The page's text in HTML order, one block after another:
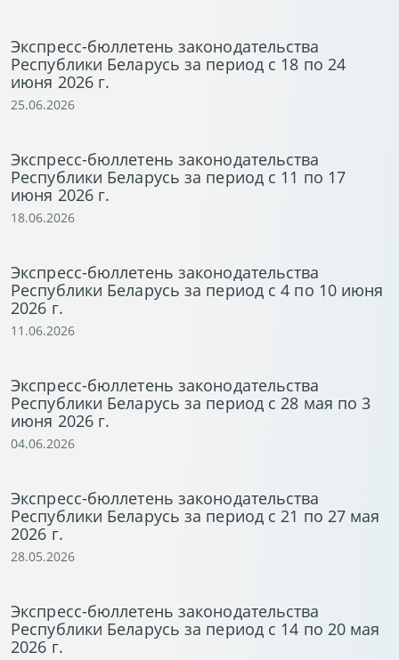
Экспресс-бюллетень законодательства
Республики Беларусь за период с 18 по 24
июня 2026 г.
25.06.2026
Экспресс-бюллетень законодательства
Республики Беларусь за период с 11 по 17
июня 2026 г.
18.06.2026
Экспресс-бюллетень законодательства
Республики Беларусь за период с 4 по 10 июня
2026 г.
11.06.2026
Экспресс-бюллетень законодательства
Республики Беларусь за период с 28 мая по 3
июня 2026 г.
04.06.2026
Экспресс-бюллетень законодательства
Республики Беларусь за период с 21 по 27 мая
2026 г.
28.05.2026
Экспресс-бюллетень законодательства
Республики Беларусь за период с 14 по 20 мая
2026 г.